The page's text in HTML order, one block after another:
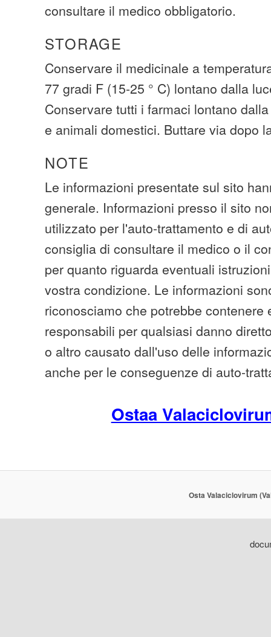
consultare il medico obbligatorio.
STORAGE
Conservare il medicinale a
77 gradi F (15-25 ° C) lontano dalla
Conservare tutti i farmaci lontano
e animali domestici. Buttare via dopo
NOTE
Le informazioni presentate sul sito
generale. Informazioni presso il sito
utilizzato per l'auto-trattamento e di
consiglia di consultare il medico o il
per quanto riguarda eventuali
vostra condizione. Le informazioni
riconosciamo che potrebbe contenere
responsabili per qualsiasi danno
o altro causato dall'uso delle
anche per le conseguenze di auto-
Ostaa
Osta Valaciclovirum